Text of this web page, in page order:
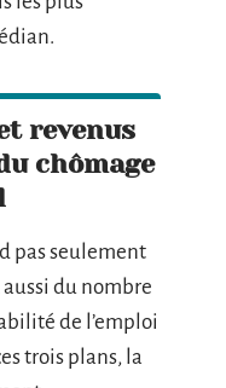
revenus
chômage
pas seulement
du nombre
de l’emploi
trois plans, la